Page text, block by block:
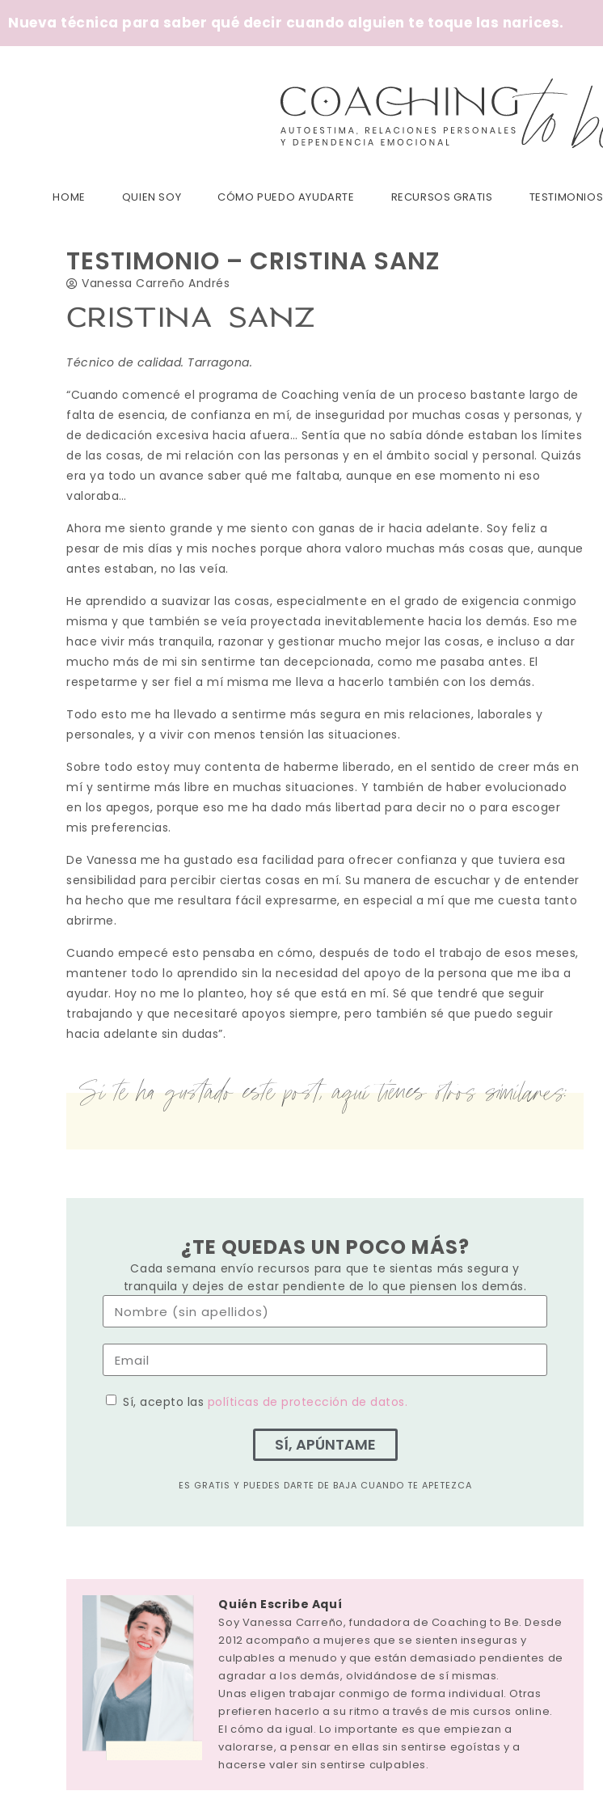
Nueva técnica para saber qué decir cuando alguien te toque las narices.
HOME QUIEN SOY CÓMO PUEDO AYUDARTE RECURSOS GRATIS TESTIMONIOS
TESTIMONIO – CRISTINA SANZ
Vanessa Carreño Andrés
CRISTINA SANZ
Técnico de calidad. Tarragona.
“Cuando comencé el programa de Coaching venía de un proceso bastante largo de
falta de esencia, de confianza en mí, de inseguridad por muchas cosas y personas, y
de dedicación excesiva hacia afuera… Sentía que no sabía dónde estaban los límites
de las cosas, de mi relación con las personas y en el ámbito social y personal. Quizás
era ya todo un avance saber qué me faltaba, aunque en ese momento ni eso
valoraba…
Ahora me siento grande y me siento con ganas de ir hacia adelante. Soy feliz a
pesar de mis días y mis noches porque ahora valoro muchas más cosas que, aunque
antes estaban, no las veía.
He aprendido a suavizar las cosas, especialmente en el grado de exigencia conmigo
misma y que también se veía proyectada inevitablemente hacia los demás. Eso me
hace vivir más tranquila, razonar y gestionar mucho mejor las cosas, e incluso a dar
mucho más de mi sin sentirme tan decepcionada, como me pasaba antes. El
respetarme y ser fiel a mí misma me lleva a hacerlo también con los demás.
Todo esto me ha llevado a sentirme más segura en mis relaciones, laborales y
personales, y a vivir con menos tensión las situaciones.
Sobre todo estoy muy contenta de haberme liberado, en el sentido de creer más en
mí y sentirme más libre en muchas situaciones. Y también de haber evolucionado
en los apegos, porque eso me ha dado más libertad para decir no o para escoger
mis preferencias.
De Vanessa me ha gustado esa facilidad para ofrecer confianza y que tuviera esa
sensibilidad para percibir ciertas cosas en mí. Su manera de escuchar y de entender
ha hecho que me resultara fácil expresarme, en especial a mí que me cuesta tanto
abrirme.
Cuando empecé esto pensaba en cómo, después de todo el trabajo de esos meses,
mantener todo lo aprendido sin la necesidad del apoyo de la persona que me iba a
ayudar. Hoy no me lo planteo, hoy sé que está en mí. Sé que tendré que seguir
trabajando y que necesitaré apoyos siempre, pero también sé que puedo seguir
hacia adelante sin dudas”.
Si te ha gustado este post, aquí tienes otros similares:
¿TE QUEDAS UN POCO MÁS?
Cada semana envío recursos para que te sientas más segura y
tranquila y dejes de estar pendiente de lo que piensen los demás.
Sí, acepto las políticas de protección de datos.
SÍ, APÚNTAME
ES GRATIS Y PUEDES DARTE DE BAJA CUANDO TE APETEZCA
Quién Escribe Aquí
Soy Vanessa Carreño, fundadora de Coaching to Be. Desde
2012 acompaño a mujeres que se sienten inseguras y
culpables a menudo y que están demasiado pendientes de
agradar a los demás, olvidándose de sí mismas.
Unas eligen trabajar conmigo de forma individual. Otras
prefieren hacerlo a su ritmo a través de mis cursos online.
El cómo da igual. Lo importante es que empiezan a
valorarse, a pensar en ellas sin sentirse egoístas y a
hacerse valer sin sentirse culpables.